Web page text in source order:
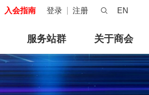
入会指南 登录 注册 EN
服务站群 关于商会